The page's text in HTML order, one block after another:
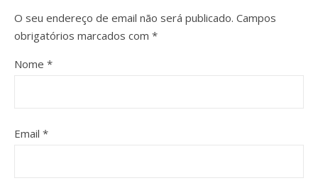
O seu endereço de email não será publicado. Campos
obrigatórios marcados com *
Nome *
Email *